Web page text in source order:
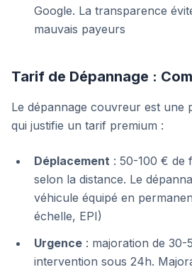
Google. La transparence
mauvais payeurs
Tarif de Dépannage :
Le dépannage couvreur est une
qui justifie un tarif premium :
Déplacement : 50-100 € de
selon la distance. Le
véhicule équipé en
échelle, EPI)
Urgence : majoration de
intervention sous 24h.